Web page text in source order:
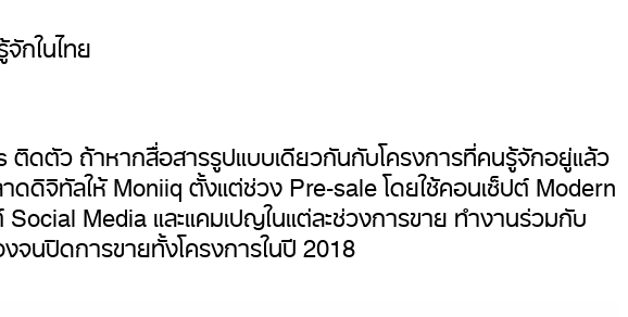
กในไทย
ติดตัว ถ้าหากสื่อสารรูปแบบเดียวกันกับโครงการที่คนรู้จักอยู่แล้ว
ดดิจิทัลให้ Moniiq ตั้งแต่ช่วง Pre-sale โดยใช้คอนเซ็ปต์ Modern
Media และแคมเปญในแต่ละช่วงการขาย ทำงานร่วมกับ
จนปิดการขายทั้งโครงการในปี 2018